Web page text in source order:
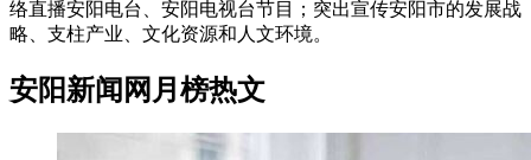
络直播安阳电台、安阳电视台节目；突出宣传安阳市的发展战
略、支柱产业、文化资源和人文环境。
安阳新闻网月榜热文